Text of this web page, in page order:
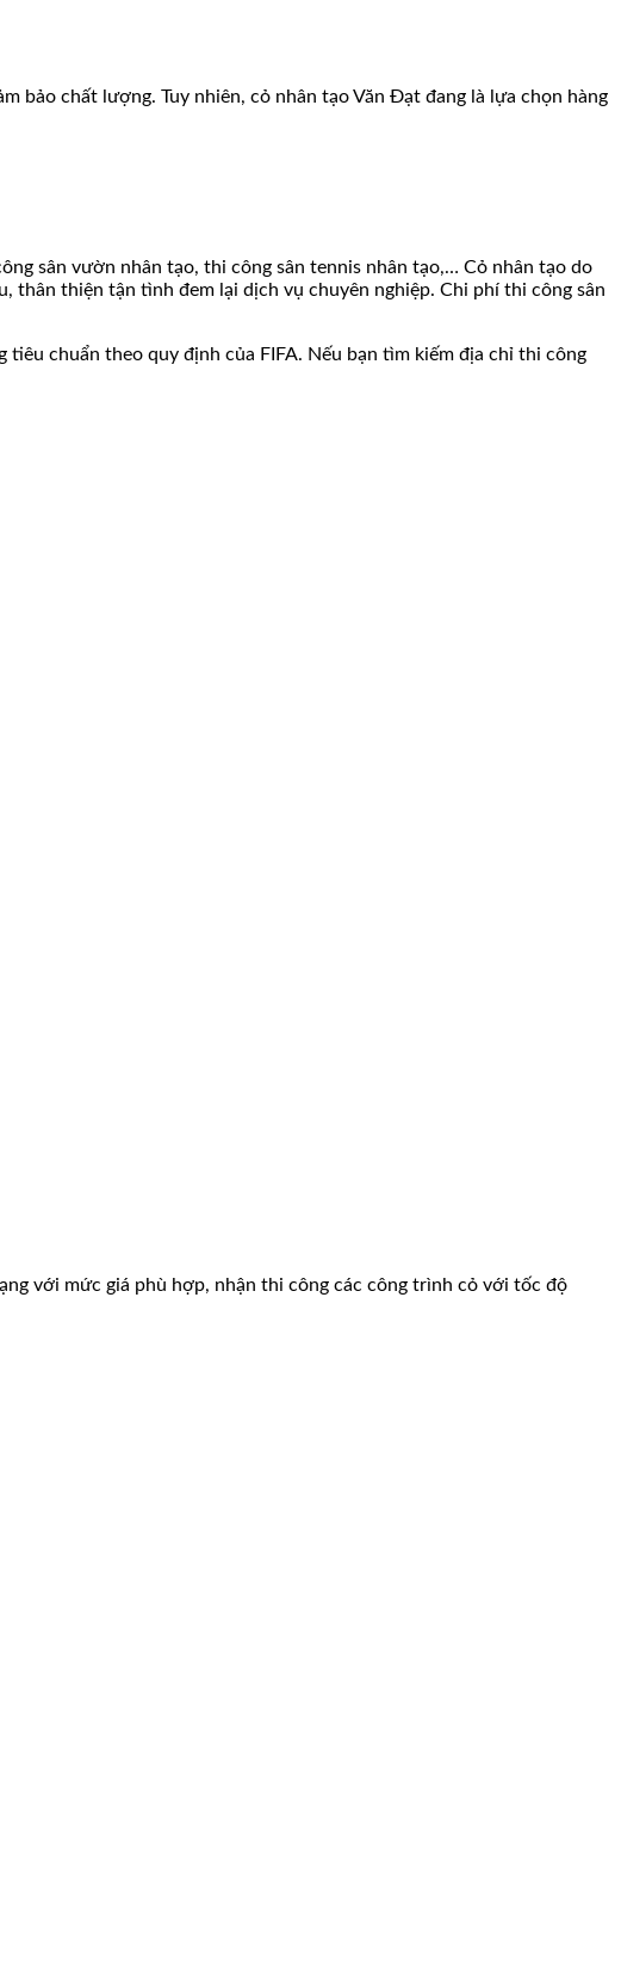
bảo chất lượng. Tuy nhiên, cỏ nhân tạo Văn Đạt đang là lựa chọn hàng
sân vườn nhân tạo, thi công sân tennis nhân tạo,… Cỏ nhân tạo do
thân thiện tận tình đem lại dịch vụ chuyên nghiệp. Chi phí thi công sân
tiêu chuẩn theo quy định của FIFA. Nếu bạn tìm kiếm địa chỉ thi công
với mức giá phù hợp, nhận thi công các công trình cỏ với tốc độ